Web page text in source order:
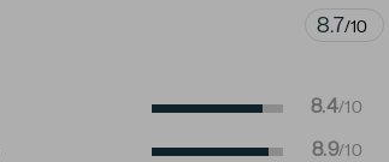
8.7/10
8.4/10
8.9/10